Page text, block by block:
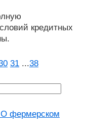
кредитных
31 ...38
О фермерском